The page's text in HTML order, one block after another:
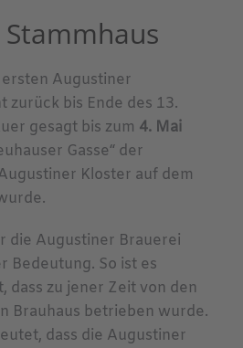
Augustiner
zurück bis Ende des 13.
gesagt bis zum 4. Mai
Gasse“ der
Kloster auf dem
die Augustiner Brauerei
Bedeutung. So ist es
dass zu jener Zeit von den
Brauhaus betrieben wurde.
dass die Augustiner